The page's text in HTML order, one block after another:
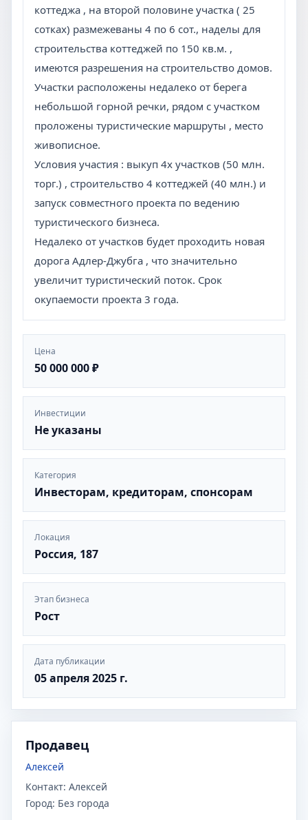
коттеджа , на второй половине участка ( 25
сотках) размежеваны 4 по 6 сот., наделы для
строительства коттеджей по 150 кв.м. ,
имеются разрешения на строительство домов.
Участки расположены недалеко от берега
небольшой горной речки, рядом с участком
проложены туристические маршруты , место
живописное.
Условия участия : выкуп 4х участков (50 млн.
торг.) , строительство 4 коттеджей (40 млн.) и
запуск совместного проекта по ведению
туристического бизнеса.
Недалеко от участков будет проходить новая
дорога Адлер-Джубга , что значительно
увеличит туристический поток. Срок
окупаемости проекта 3 года.
Цена
50 000 000 ₽
Инвестиции
Не указаны
Категория
Инвесторам, кредиторам, спонсорам
Локация
Россия, 187
Этап бизнеса
Рост
Дата публикации
05 апреля 2025 г.
Продавец
Алексей
Контакт: Алексей
Город: Без города